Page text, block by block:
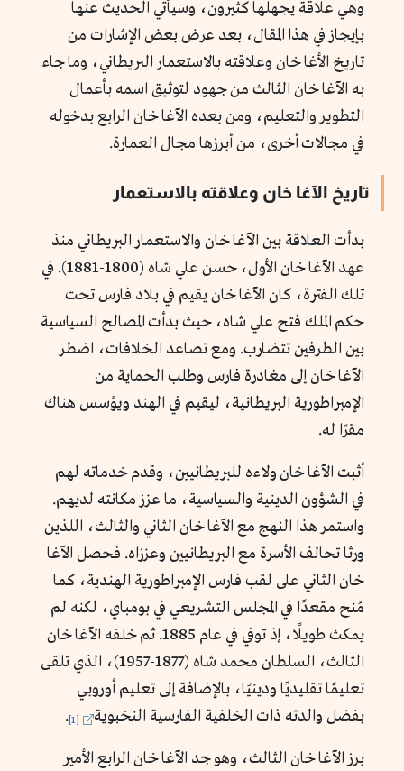
وهي علاقة يجهلها كثيرون، وسيأتي الحديث عنها
بإيجاز في هذا المقال، بعد عرض بعض الإشارات من
تاريخ الأغا خان وعلاقته بالاستعمار البريطاني، وما جاء
به الآغا خان الثالث من جهود لتوثيق اسمه بأعمال
التطوير والتعليم، ومن بعده الآغا خان الرابع بدخوله
في مجالات أخرى، من أبرزها مجال العمارة.
تاريخ الآغا خان وعلاقته بالاستعمار
بدأت العلاقة بين الآغا خان والاستعمار البريطاني منذ
عهد الآغا خان الأول، حسن علي شاه (1800-1881). في
تلك الفترة، كان الآغا خان يقيم في بلاد فارس تحت
حكم الملك فتح علي شاه، حيث بدأت المصالح السياسية
بين الطرفين تتضارب. ومع تصاعد الخلافات، اضطر
الآغا خان إلى مغادرة فارس وطلب الحماية من
الإمبراطورية البريطانية، ليقيم في الهند ويؤسس هناك
مقرًا له.
أثبت الآغا خان ولاءه للبريطانيين، وقدم خدماته لهم
في الشؤون الدينية والسياسية، ما عزز مكانته لديهم.
واستمر هذا النهج مع الآغا خان الثاني والثالث، اللذين
ورثا تحالف الأسرة مع البريطانيين وعززاه. فحصل الآغا
خان الثاني على لقب فارس الإمبراطورية الهندية، كما
مُنح مقعدًا في المجلس التشريعي في بومباي، لكنه لم
يمكث طويلًا، إذ توفي في عام 1885. ثم خلفه الآغا خان
الثالث، السلطان محمد شاه (1877-1957)، الذي تلقى
تعليمًا تقليديًا ودينيًا، بالإضافة إلى تعليم أوروبي
بفضل والدته ذات الخلفية الفارسية النخبوية
.
برز الآغا خان الثالث، وهو جد الآغا خان الرابع الأمير